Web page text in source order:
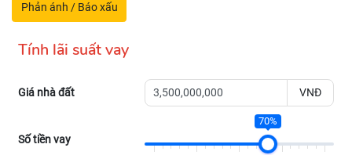
Phản ánh / Báo xấu
Tính lãi suất vay
Giá nhà đất VNĐ
Số tiền vay
70%